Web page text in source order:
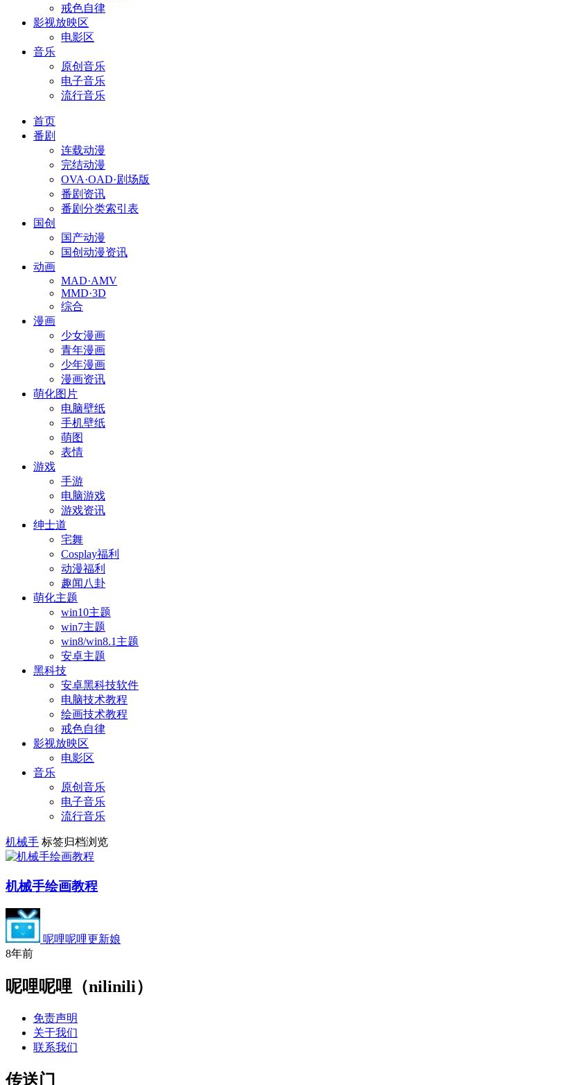
戒色自律
影视放映区
电影区
音乐
原创音乐
电子音乐
流行音乐
首页
番剧
连载动漫
完结动漫
OVA·OAD·剧场版
番剧资讯
番剧分类索引表
国创
国产动漫
国创动漫资讯
动画
MAD·AMV
MMD·3D
综合
漫画
少女漫画
青年漫画
少年漫画
漫画资讯
萌化图片
电脑壁纸
手机壁纸
萌图
表情
游戏
手游
电脑游戏
游戏资讯
绅士道
宅舞
Cosplay福利
动漫福利
趣闻八卦
萌化主题
win10主题
win7主题
win8/win8.1主题
安卓主题
黑科技
安卓黑科技软件
电脑技术教程
绘画技术教程
戒色自律
影视放映区
电影区
音乐
原创音乐
电子音乐
流行音乐
机械手 标签归档浏览
机械手绘画教程
呢哩呢哩更新娘
8年前
呢哩呢哩（nilinili）
免责声明
关于我们
联系我们
传送门